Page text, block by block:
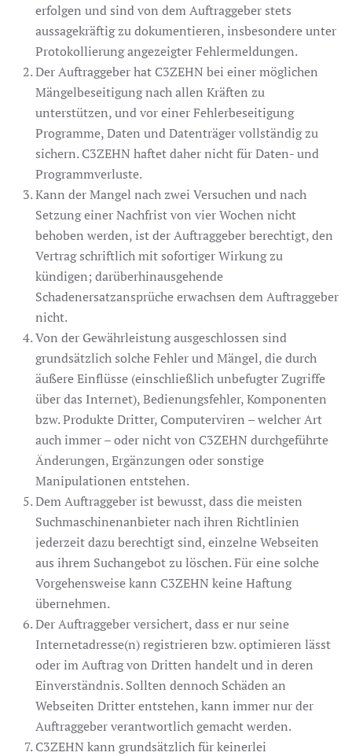
erfolgen und sind von dem Auftraggeber stets
aussagekräftig zu dokumentieren, insbesondere unter
Protokollierung angezeigter Fehlermeldungen.
Der Auftraggeber hat C3ZEHN bei einer möglichen
Mängelbeseitigung nach allen Kräften zu
unterstützen, und vor einer Fehlerbeseitigung
Programme, Daten und Datenträger vollständig zu
sichern. C3ZEHN haftet daher nicht für Daten- und
Programmverluste.
Kann der Mangel nach zwei Versuchen und nach
Setzung einer Nachfrist von vier Wochen nicht
behoben werden, ist der Auftraggeber berechtigt, den
Vertrag schriftlich mit sofortiger Wirkung zu
kündigen; darüberhinausgehende
Schadenersatzansprüche erwachsen dem Auftraggeber
nicht.
Von der Gewährleistung ausgeschlossen sind
grundsätzlich solche Fehler und Mängel, die durch
äußere Einflüsse (einschließlich unbefugter Zugriffe
über das Internet), Bedienungsfehler, Komponenten
bzw. Produkte Dritter, Computerviren – welcher Art
auch immer – oder nicht von C3ZEHN durchgeführte
Änderungen, Ergänzungen oder sonstige
Manipulationen entstehen.
Dem Auftraggeber ist bewusst, dass die meisten
Suchmaschinenanbieter nach ihren Richtlinien
jederzeit dazu berechtigt sind, einzelne Webseiten
aus ihrem Suchangebot zu löschen. Für eine solche
Vorgehensweise kann C3ZEHN keine Haftung
übernehmen.
Der Auftraggeber versichert, dass er nur seine
Internetadresse(n) registrieren bzw. optimieren lässt
oder im Auftrag von Dritten handelt und in deren
Einverständnis. Sollten dennoch Schäden an
Webseiten Dritter entstehen, kann immer nur der
Auftraggeber verantwortlich gemacht werden.
C3ZEHN kann grundsätzlich für keinerlei